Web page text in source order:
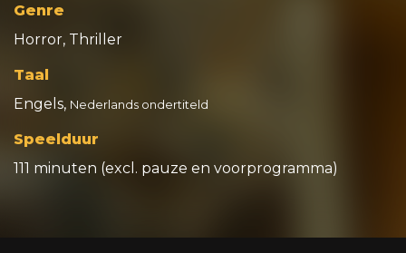
Genre
Horror, Thriller
Taal
Engels, Nederlands ondertiteld
Speelduur
111 minuten (excl. pauze en voorprogramma)